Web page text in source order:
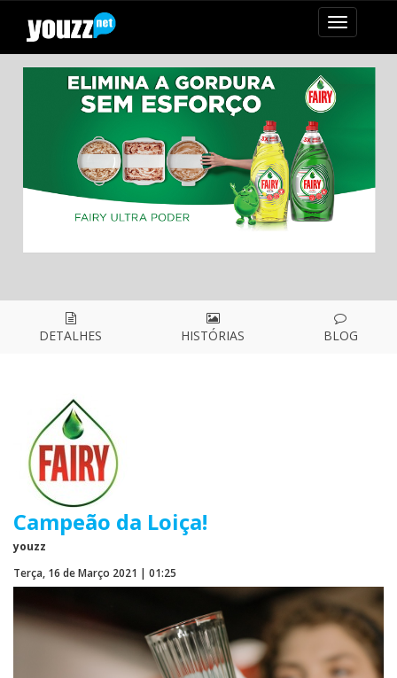
mudar
DETALHES HISTÓRIAS BLOG
Campeão da Loiça!
youzz
Terça, 16 de Março 2021 | 01:25